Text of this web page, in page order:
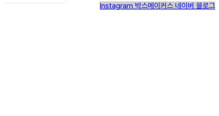
Instagram 박스메이커스 네이버 블로그